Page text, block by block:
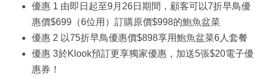
優惠 1 由即日起至9月26日期間，顧客可以7折早鳥優
惠價$699（6位用）訂購原價$998的鮑魚盆菜
優惠 2 以75折早鳥優惠價$898享用鮑魚盆菜6人套餐
優惠 3於Klook預訂更享獨家優惠，加送5張$20電子優
惠券！